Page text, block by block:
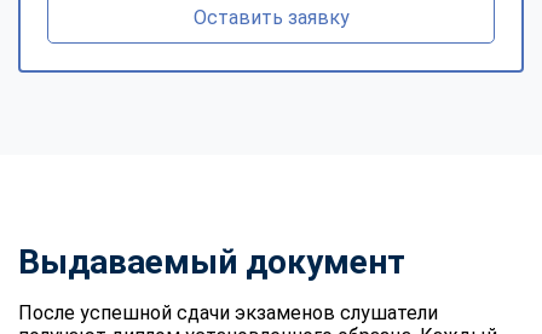
Оставить заявку
Выдаваемый документ
После успешной сдачи экзаменов слушатели